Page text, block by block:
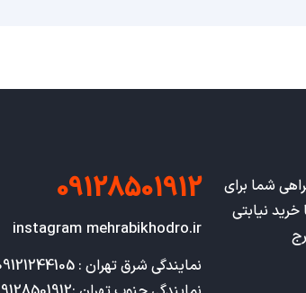
شما برای
نیابتی
09128501912
instagram mehrabikhodro.ir